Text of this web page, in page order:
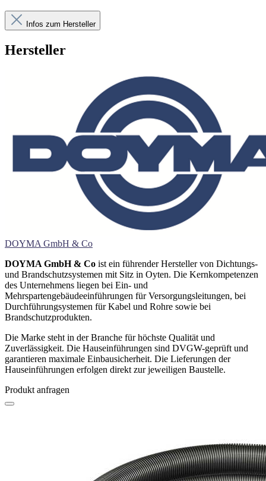
Infos zum Hersteller
Hersteller
DOYMA GmbH & Co
DOYMA GmbH & Co ist ein führender Hersteller von Dichtungs-
und Brandschutzsystemen mit Sitz in Oyten. Die Kernkompetenzen
des Unternehmens liegen bei Ein- und
Mehrspartengebäudeeinführungen für Versorgungsleitungen, bei
Durchführungsystemen für Kabel und Rohre sowie bei
Brandschutzprodukten.
Die Marke steht in der Branche für höchste Qualität und
Zuverlässigkeit. Die Hauseinführungen sind DVGW-geprüft und
garantieren maximale Einbausicherheit. Die Lieferungen der
Hauseinführungen erfolgen direkt zur jeweiligen Baustelle.
Produkt anfragen